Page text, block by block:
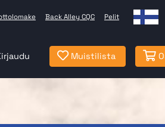
Back Alley CQC Pelit
Muistilista